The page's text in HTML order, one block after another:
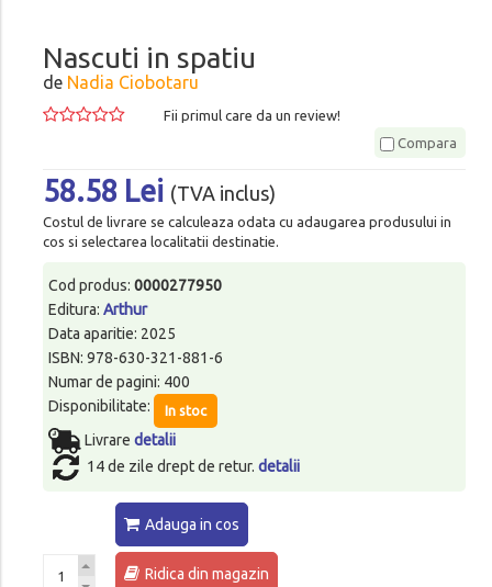
Nascuti in spatiu
de Nadia Ciobotaru
Fii primul care da un review!
Compara
58.58 Lei (TVA inclus)
Costul de livrare se calculeaza odata cu adaugarea produsului in
cos si selectarea localitatii destinatie.
Cod produs: 0000277950
Editura: Arthur
Data aparitie: 2025
ISBN: 978-630-321-881-6
Numar de pagini: 400
Disponibilitate:
In stoc
Livrare detalii
14 de zile drept de retur. detalii
Adauga in cos
Ridica din magazin